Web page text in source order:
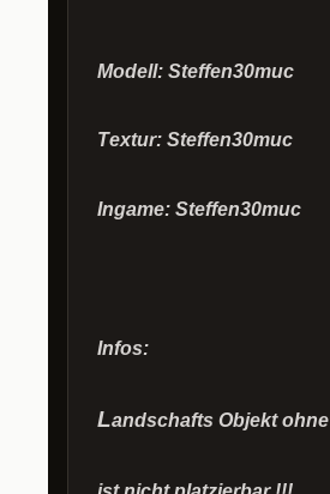
Modell: Steffen30muc
Textur: Steffen30muc
Ingame: Steffen30muc
Infos:
Landschafts Objekt ohne